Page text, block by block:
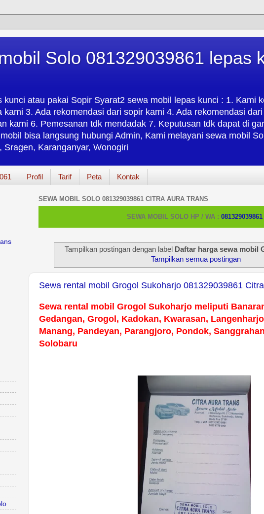
Solo 081329039861 lepas
kunci atau pakai Sopir Syarat2 sewa mobil lepas kunci : 1. Kami
kami 3. Ada rekomendasi dari sopir kami 4. Ada rekomendasi
kami 6. Pemesanan tdk mendadak 7. Keputusan tdk dapat di
bisa langsung hubungi Admin, Kami melayani sewa mobil
Sragen, Karanganyar, Wonogiri
Profil Tarif Peta Kontak
SEWA MOBIL SOLO 081329039861 CITRA AURA TRANS
SEWA MOBIL SOLO HP / WA : 081329039861
Tampilkan postingan dengan label Daftar harga sewa mobil
Tampilkan semua postingan
Sewa rental mobil Grogol Sukoharjo 081329039861
Sewa rental mobil Grogol Sukoharjo meliputi
Gedangan, Grogol, Kadokan, Kwarasan,
Manang, Pandeyan, Parangjoro, Pondok,
Solobaru